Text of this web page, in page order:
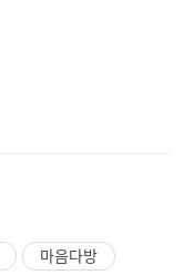
마음다방